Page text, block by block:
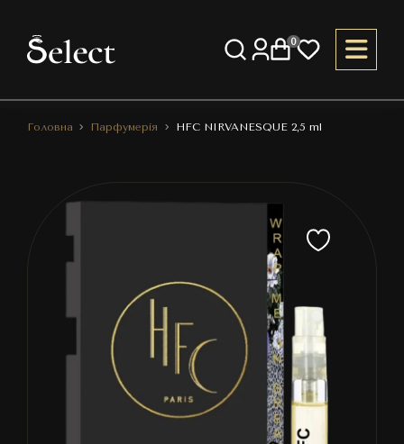
0
Головна Парфумерія HFC NIRVANESQUE 2,5 ml